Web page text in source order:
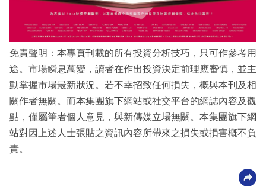
職
場
生
活
時
事
專
免責聲明：本專頁刊載的所有投資分析技巧，只可作參考用
途。市場瞬息萬變，讀者在作出投資決定前理應審慎，並主
動掌握市場最新狀況。若不幸招致任何損失，概與本刊及相
關作者無關。而本集團旗下網站或社交平台的網誌內容及觀
點，僅屬筆者個人意見，與新傳媒立場無關。本集團旗下網
站對因上述人士張貼之資訊內容所帶來之損失或損害概不負
責。